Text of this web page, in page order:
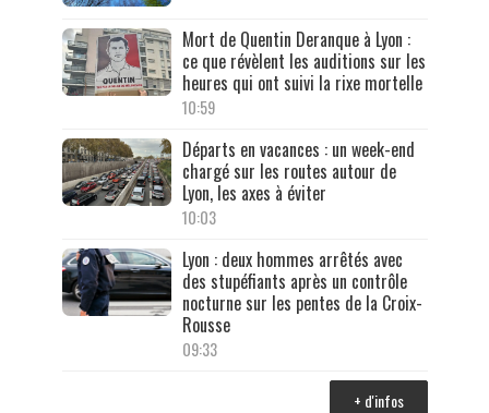
Mort de Quentin Deranque à Lyon :
ce que révèlent les auditions sur les
heures qui ont suivi la rixe mortelle
10:59
Départs en vacances : un week-end
chargé sur les routes autour de
Lyon, les axes à éviter
10:03
Lyon : deux hommes arrêtés avec
des stupéfiants après un contrôle
nocturne sur les pentes de la Croix-
Rousse
09:33
+ d'infos